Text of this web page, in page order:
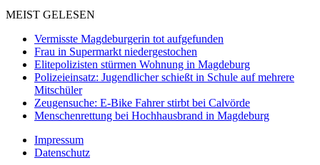
MEIST GELESEN
Vermisste Magdeburgerin tot aufgefunden
Frau in Supermarkt niedergestochen
Elitepolizisten stürmen Wohnung in Magdeburg
Polizeieinsatz: Jugendlicher schießt in Schule auf mehrere
Mitschüler
Zeugensuche: E-Bike Fahrer stirbt bei Calvörde
Menschenrettung bei Hochhausbrand in Magdeburg
Impressum
Datenschutz